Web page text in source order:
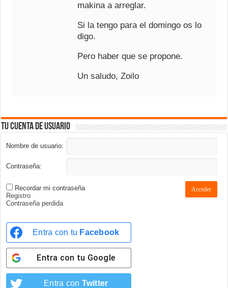
makina a arreglar.
Si la tengo para el domingo os lo
digo.
Pero haber que se propone.
Un saludo, Zoilo
Tu cuenta de usuario
Nombre de usuario:
Contraseña:
Recordar mi contraseña Acceder
Registro
Contraseña perdida
Entra con tu Facebook
Entra con tu Google
Entra con Twitter